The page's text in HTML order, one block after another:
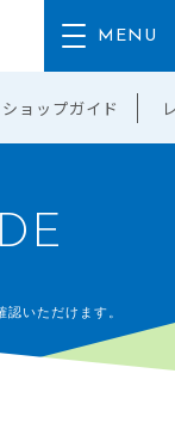
ショップガイド
認いただけます。